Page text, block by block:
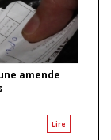
amende
Lire